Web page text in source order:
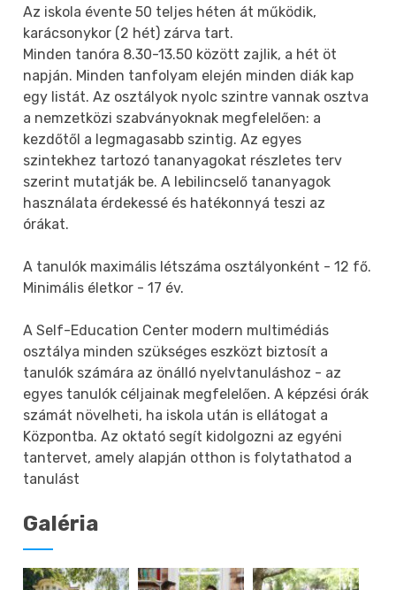
Az iskola évente 50 teljes héten át működik,
karácsonykor (2 hét) zárva tart.
Minden tanóra 8.30-13.50 között zajlik, a hét öt
napján. Minden tanfolyam elején minden diák kap
egy listát. Az osztályok nyolc szintre vannak osztva
a nemzetközi szabványoknak megfelelően: a
kezdőtől a legmagasabb szintig. Az egyes
szintekhez tartozó tananyagokat részletes terv
szerint mutatják be. A lebilincselő tananyagok
használata érdekessé és hatékonnyá teszi az
órákat.
A tanulók maximális létszáma osztályonként - 12 fő.
Minimális életkor - 17 év.
A Self-Education Center modern multimédiás
osztálya minden szükséges eszközt biztosít a
tanulók számára az önálló nyelvtanuláshoz - az
egyes tanulók céljainak megfelelően. A képzési órák
számát növelheti, ha iskola után is ellátogat a
Központba. Az oktató segít kidolgozni az egyéni
tantervet, amely alapján otthon is folytathatod a
tanulást
Galéria